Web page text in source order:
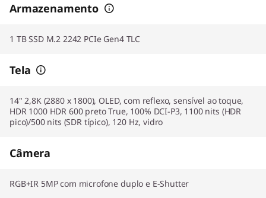
Armazenamento
1 TB SSD M.2 2242 PCIe Gen4 TLC
Tela
14" 2,8K (2880 x 1800), OLED, com reflexo, sensível ao toque,
HDR 1000 HDR 600 preto True, 100% DCI-P3, 1100 nits (HDR
pico)/500 nits (SDR típico), 120 Hz, vidro
Câmera
RGB+IR 5MP com microfone duplo e E-Shutter